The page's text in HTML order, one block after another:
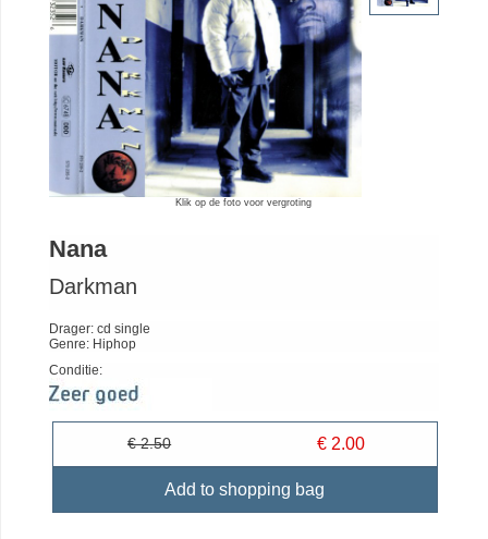
Klik op de foto voor vergroting
Nana
Darkman
Drager: cd single
Genre: Hiphop
Conditie:
€ 2.50 € 2.00
Add to shopping bag